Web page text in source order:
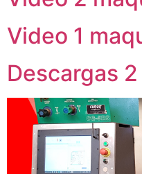
Video 1
Descargas